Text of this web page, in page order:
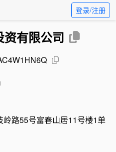
登录/注册
资有限公司
路55号富春山居11号楼1单